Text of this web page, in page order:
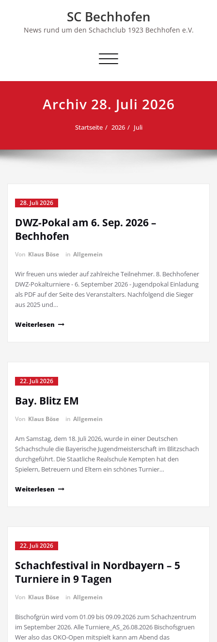
SC Bechhofen
News rund um den Schachclub 1923 Bechhofen e.V.
Schalte
Archiv 28. Juli 2026
Startseite 2026 Juli
28. Juli 2026
DWZ-Pokal am 6. Sep. 2026 –
Bechhofen
Von Klaus Böse in Allgemein
Wir freuen uns wieder auf zahlreiche Teilnehmer. 8. Bechhofener
DWZ-Pokalturniere - 6. September 2026 - Jugendpokal Einladung
als PDF auf der Seite des Veranstalters. Nachfolgend die Sieger
aus 2025 und…
Weiterlesen
22. Juli 2026
Bay. Blitz EM
Von Klaus Böse in Allgemein
Am Samstag, dem 18. Juli 2026, wurde in einer Deutschen
Schachschule die Bayerische Jugendmeisterschaft im Blitzschach
durchgeführt. Die Staatliche Realschule Kempten hat den
Spielern, Betreuern und Eltern ein schönes Turnier…
Weiterlesen
22. Juli 2026
Schachfestival in Nordbayern – 5
Turniere in 9 Tagen
Von Klaus Böse in Allgemein
Bischofgrün wird vom 01.09 bis 09.09.2026 zum Schachzentrum
im September 2026. Alle Turniere_AS_26.08.2026 Bischofsgruen
Wer also das OKO-Open mitspielt kann am Abend das